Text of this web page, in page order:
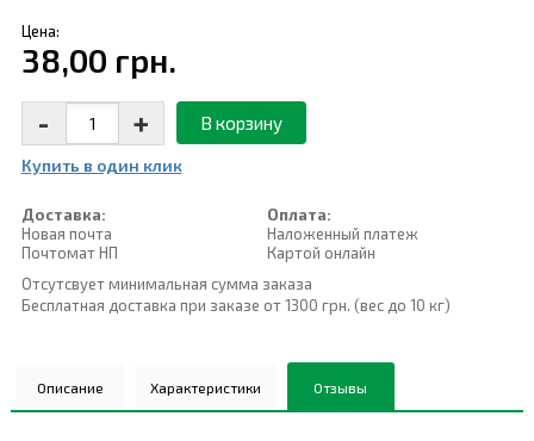
Цена:
38,00 грн.
- + В корзину
Купить в один клик
Доставка:
Новая почта
Почтомат НП
Оплата:
Наложенный платеж
Картой онлайн
Отсутсвует минимальная сумма заказа
Бесплатная доставка при заказе от 1300 грн. (вес до 10 кг)
Описание Характеристики Отзывы